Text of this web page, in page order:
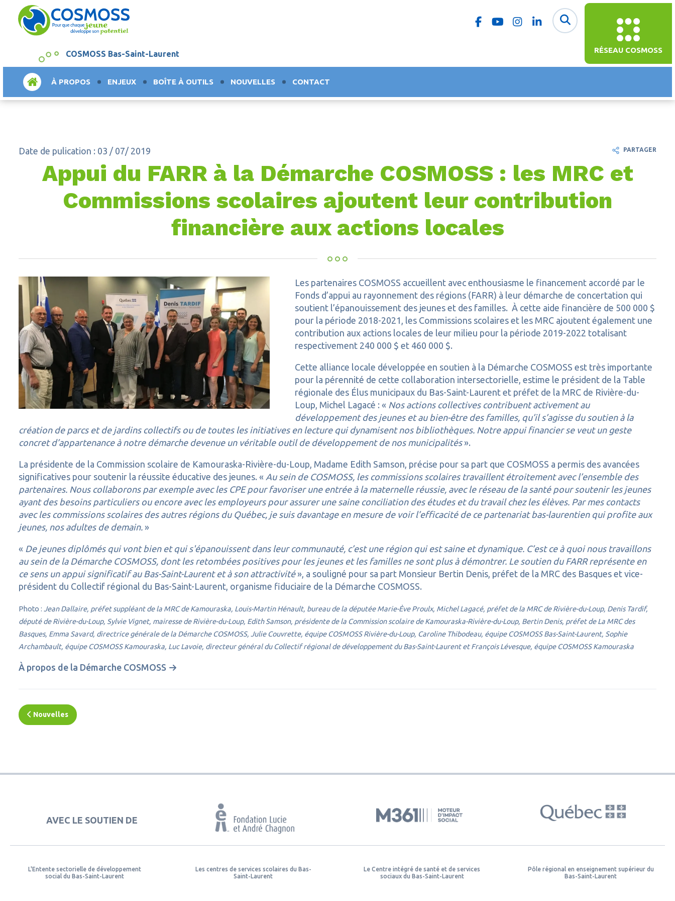
RÉSEAU COSMOSS
COSMOSS Bas-Saint-Laurent
ACCUEILÀ PROPOS ENJEUX BOÎTE À OUTILS NOUVELLES CONTACT
Date de pulication : 03 / 07/ 2019
Appui du FARR à la Démarche COSMOSS : les MRC et
Commissions scolaires ajoutent leur contribution
financière aux actions locales
Les partenaires COSMOSS accueillent avec enthousiasme le financement accordé par le
Fonds d’appui au rayonnement des régions (FARR) à leur démarche de concertation qui
soutient l’épanouissement des jeunes et des familles. À cette aide financière de 500 000 $
pour la période 2018-2021, les Commissions scolaires et les MRC ajoutent également une
contribution aux actions locales de leur milieu pour la période 2019-2022 totalisant
respectivement 240 000 $ et 460 000 $.
Cette alliance locale développée en soutien à la Démarche COSMOSS est très importante
pour la pérennité de cette collaboration intersectorielle, estime le président de la Table
régionale des Élus municipaux du Bas-Saint-Laurent et préfet de la MRC de Rivière-du-
Loup, Michel Lagacé : « Nos actions collectives contribuent activement au
développement des jeunes et au bien-être des familles, qu’il s’agisse du soutien à la
création de parcs et de jardins collectifs ou de toutes les initiatives en lecture qui dynamisent nos bibliothèques. Notre appui financier se veut un geste
concret d’appartenance à notre démarche devenue un véritable outil de développement de nos municipalités ».
La présidente de la Commission scolaire de Kamouraska-Rivière-du-Loup, Madame Edith Samson, précise pour sa part que COSMOSS a permis des avancées
significatives pour soutenir la réussite éducative des jeunes. « Au sein de COSMOSS, les commissions scolaires travaillent étroitement avec l’ensemble des
partenaires. Nous collaborons par exemple avec les CPE pour favoriser une entrée à la maternelle réussie, avec le réseau de la santé pour soutenir les jeunes
ayant des besoins particuliers ou encore avec les employeurs pour assurer une saine conciliation des études et du travail chez les élèves. Par mes contacts
avec les commissions scolaires des autres régions du Québec, je suis davantage en mesure de voir l’efficacité de ce partenariat bas-laurentien qui profite aux
jeunes, nos adultes de demain. »
« De jeunes diplômés qui vont bien et qui s'épanouissent dans leur communauté, c’est une région qui est saine et dynamique. C’est ce à quoi nous travaillons
au sein de la Démarche COSMOSS, dont les retombées positives pour les jeunes et les familles ne sont plus à démontrer. Le soutien du FARR représente en
ce sens un appui significatif au Bas-Saint-Laurent et à son attractivité», a souligné pour sa part Monsieur Bertin Denis, préfet de la MRC des Basques et vice-
président du Collectif régional du Bas-Saint-Laurent, organisme fiduciaire de la Démarche COSMOSS.
Photo : Jean Dallaire, préfet suppléant de la MRC de Kamouraska, Louis-Martin Hénault, bureau de la députée Marie-Ève Proulx, Michel Lagacé, préfet de la MRC de Rivière-du-Loup, Denis Tardif,
député de Rivière-du-Loup, Sylvie Vignet, mairesse de Rivière-du-Loup, Edith Samson, présidente de la Commission scolaire de Kamouraska-Rivière-du-Loup, Bertin Denis, préfet de La MRC des
Basques, Emma Savard, directrice générale de la Démarche COSMOSS, Julie Couvrette, équipe COSMOSS Rivière-du-Loup, Caroline Thibodeau, équipe COSMOSS Bas-Saint-Laurent, Sophie
Archambault, équipe COSMOSS Kamouraska, Luc Lavoie, directeur général du Collectif régional de développement du Bas-Saint-Laurent et François Lévesque, équipe COSMOSS Kamouraska
À propos de la Démarche COSMOSS
Nouvelles
PARTAGER
AVEC LE SOUTIEN DE
L'Entente sectorielle de développement
social du Bas-Saint-Laurent
Les centres de services scolaires du Bas-
Saint-Laurent
Le Centre intégré de santé et de services
sociaux du Bas-Saint-Laurent
Pôle régional en enseignement supérieur du
Bas-Saint-Laurent